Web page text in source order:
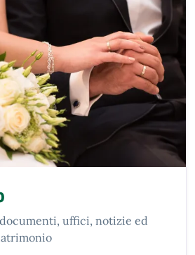
uffici, notizie ed